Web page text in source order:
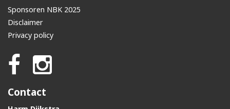
Sponsoren NBK 2025
Disclaimer
Privacy policy
Contact